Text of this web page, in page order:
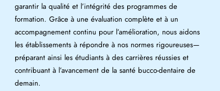
garantir la qualité et l’intégrité des programmes de
formation. Grâce à une évaluation complète et à un
accompagnement continu pour l’amélioration, nous aidons
les établissements à répondre à nos normes rigoureuses—
préparant ainsi les étudiants à des carrières réussies et
contribuant à l’avancement de la santé bucco-dentaire de
demain.